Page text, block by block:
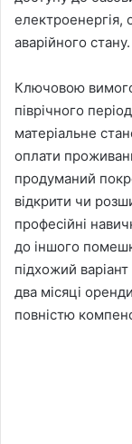
електроенергія,
аварійного стану.
Ключовою
піврічного
матеріальне
оплати
продуманий
відкрити чи
професійні
до іншого
підхожий
два місяці
повністю